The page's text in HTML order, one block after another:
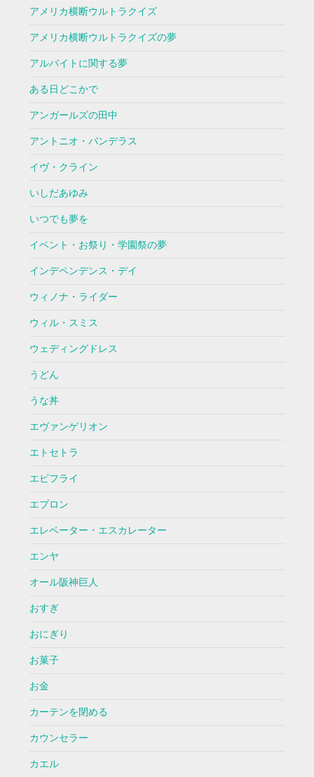
アメリカ横断ウルトラクイズ
アメリカ横断ウルトラクイズの夢
アルバイトに関する夢
ある日どこかで
アンガールズの田中
アントニオ・バンデラス
イヴ・クライン
いしだあゆみ
いつでも夢を
イベント・お祭り・学園祭の夢
インデペンデンス・デイ
ウィノナ・ライダー
ウィル・スミス
ウェディングドレス
うどん
うな丼
エヴァンゲリオン
エトセトラ
エビフライ
エプロン
エレベーター・エスカレーター
エンヤ
オール阪神巨人
おすぎ
おにぎり
お菓子
お金
カーテンを閉める
カウンセラー
カエル